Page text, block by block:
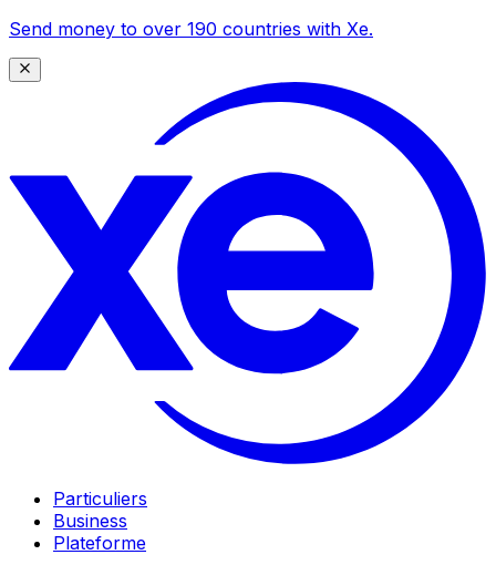
Send money to over 190 countries with Xe.
Particuliers
Business
Plateforme